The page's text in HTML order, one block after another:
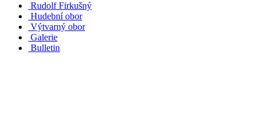
Rudolf Firkušný
Hudební obor
Výtvarný obor
Galerie
Bulletin